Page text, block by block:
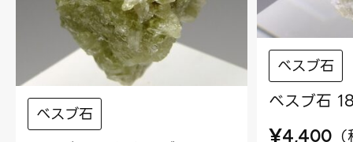
べスブ石
べスブ石
ベスブ石
¥4,400 （